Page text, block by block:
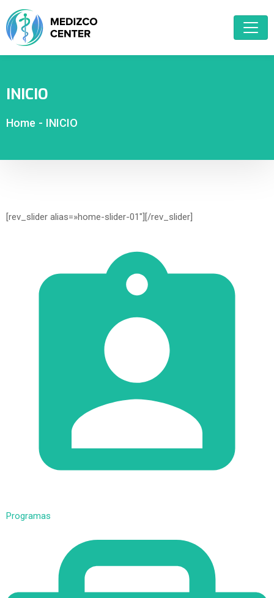
INICIO
Home - INICIO
[rev_slider alias=»home-slider-01″][/rev_slider]
Programas